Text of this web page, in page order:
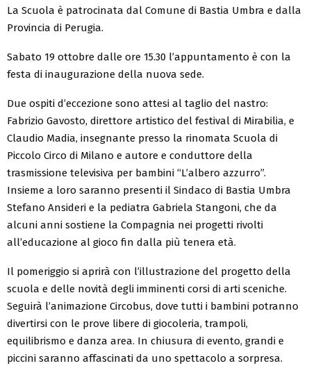
La Scuola è patrocinata dal Comune di Bastia Umbra e dalla
Provincia di Perugia.
Sabato 19 ottobre dalle ore 15.30 l’appuntamento è con la
festa di inaugurazione della nuova sede.
Due ospiti d’eccezione sono attesi al taglio del nastro:
Fabrizio Gavosto, direttore artistico del festival di Mirabilia, e
Claudio Madia, insegnante presso la rinomata Scuola di
Piccolo Circo di Milano e autore e conduttore della
trasmissione televisiva per bambini “L’albero azzurro”.
Insieme a loro saranno presenti il Sindaco di Bastia Umbra
Stefano Ansideri e la pediatra Gabriela Stangoni, che da
alcuni anni sostiene la Compagnia nei progetti rivolti
all’educazione al gioco fin dalla più tenera età.
Il pomeriggio si aprirà con l’illustrazione del progetto della
scuola e delle novità degli imminenti corsi di arti sceniche.
Seguirà l’animazione Circobus, dove tutti i bambini potranno
divertirsi con le prove libere di giocoleria, trampoli,
equilibrismo e danza area. In chiusura di evento, grandi e
piccini saranno affascinati da uno spettacolo a sorpresa.